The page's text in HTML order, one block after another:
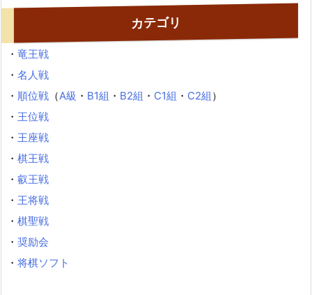
カテゴリ
・ 竜王戦
・ 名人戦
・ 順位戦 （A級 ・ B1組 ・ B2組 ・ C1組 ・ C2組 ）
・ 王位戦
・ 王座戦
・ 棋王戦
・ 叡王戦
・ 王将戦
・ 棋聖戦
・ 奨励会
・ 将棋ソフト